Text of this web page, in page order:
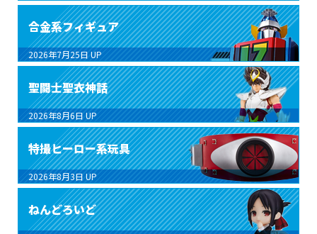
合金系フィギュア
2026年7月25日 UP
聖闘士聖衣神話
2026年8月6日 UP
特撮ヒーロー系玩具
2026年8月3日 UP
ねんどろいど